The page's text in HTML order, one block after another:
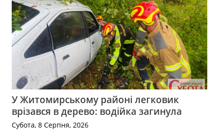
У Житомирському районі легковик
врізався в дерево: водійка загинула
Субота, 8 Серпня, 2026